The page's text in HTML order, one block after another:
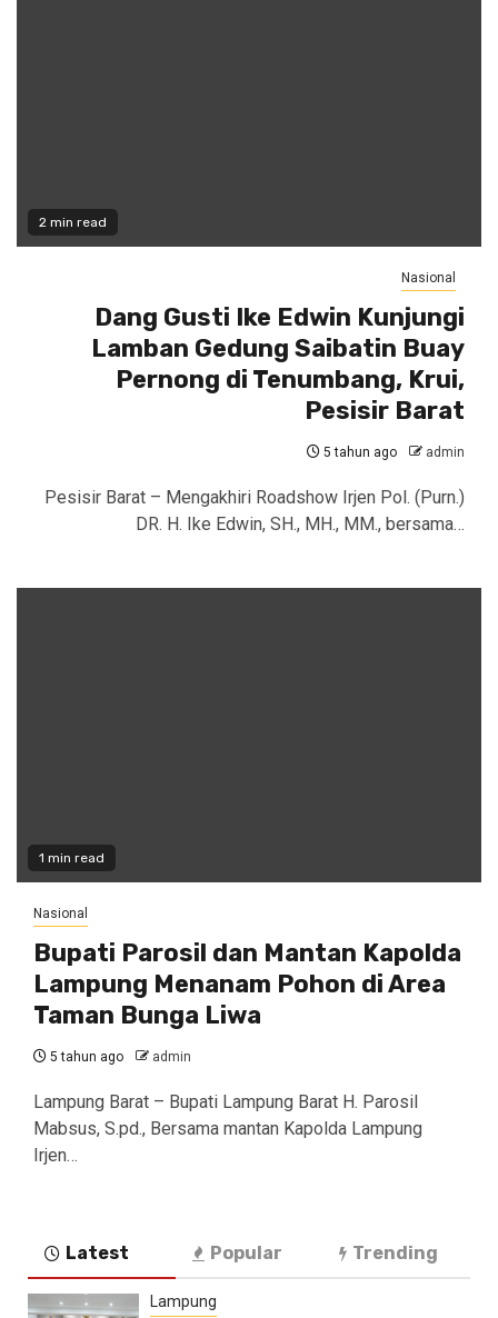
2 min read
Nasional
Dang Gusti Ike Edwin Kunjungi
Lamban Gedung Saibatin Buay
Pernong di Tenumbang, Krui,
Pesisir Barat
5 tahun ago admin
Pesisir Barat – Mengakhiri Roadshow Irjen Pol. (Purn.)
DR. H. Ike Edwin, SH., MH., MM., bersama…
1 min read
Nasional
Bupati Parosil dan Mantan Kapolda
Lampung Menanam Pohon di Area
Taman Bunga Liwa
5 tahun ago admin
Lampung Barat – Bupati Lampung Barat H. Parosil
Mabsus, S.pd., Bersama mantan Kapolda Lampung
Irjen…
Latest Popular Trending
Lampung